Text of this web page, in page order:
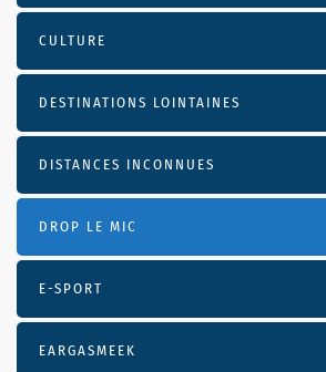
CULTURE
DESTINATIONS LOINTAINES
DISTANCES INCONNUES
DROP LE MIC
E-SPORT
EARGASMEEK